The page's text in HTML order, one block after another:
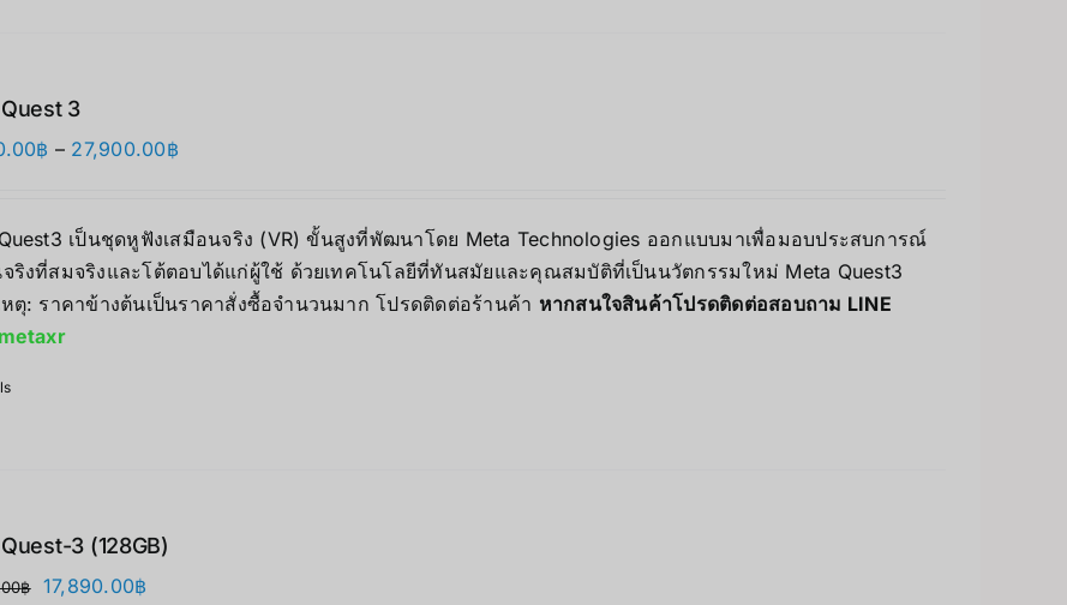
3
฿ – 27,900.00฿价
围：
17,890.00฿
至
เป็นชุดหูฟังเสมือนจริง (VR) ขั้นสูงที่พัฒนาโดย Meta Technologies ออกแบบมาเพื่อมอบประสบการณ์
จริงที่สมจริงและโต้ตอบได้แก่ผู้ใช้ ด้วยเทคโนโลยีที่ทันสมัยและคุณสมบัติที่เป็นนวัตกรรมใหม่ Meta Quest3
ตุ: ราคาข้างต้นเป็นราคาสั่งซื้อจำนวนมาก โปรดติดต่อร้านค้า หากสนใจสินค้าโปรดติดต่อสอบถาม LINE
3 (128GB)
฿
原
17,890.00฿